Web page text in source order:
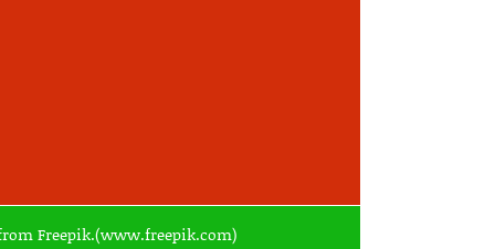
Freepik.(www.freepik.com)